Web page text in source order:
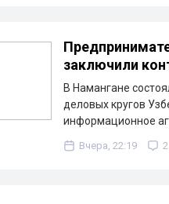
заключили
В Намангане
деловых кругов
информационное
Вчера, 22:19 2